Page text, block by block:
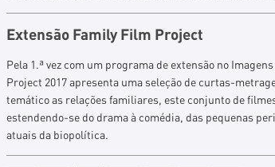
Extensão Family Film Project
Pela 1.ª vez com um programa de extensão no
Project 2017 apresenta uma seleção de curtas-
temático as relações familiares, este conjunto de
estendendo-se do drama à comédia, das pequenas
atuais da biopolítica.